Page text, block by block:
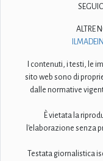
ALTRE
I contenuti, i testi, le
sito web sono di
dalle normative
È vietata la
l'elaborazione senza
Testata giornalistica